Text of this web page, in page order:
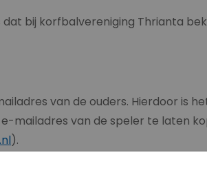
bij korfbalvereniging Thrianta
van de ouders. Hierdoor is
mailadres van de speler te laten
).